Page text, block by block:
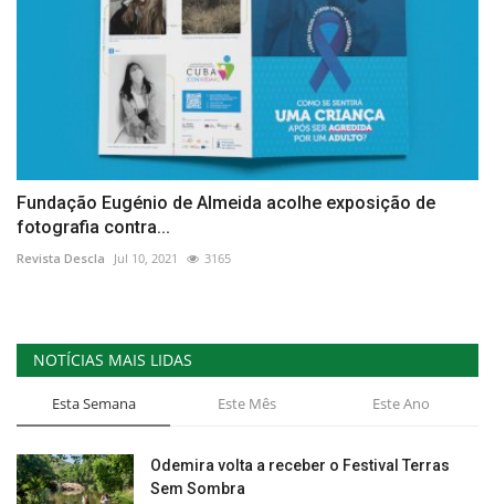
Fundação Eugénio de Almeida acolhe exposição de
fotografia contra...
Revista Descla Jul 10, 2021 3165
NOTÍCIAS MAIS LIDAS
Esta Semana Este Mês Este Ano
Odemira volta a receber o Festival Terras
Sem Sombra